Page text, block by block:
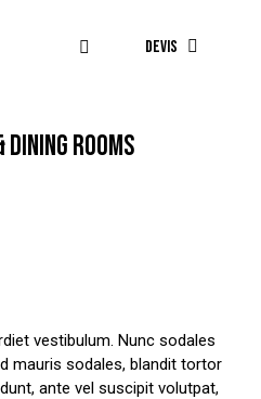
DEVIS
DINING ROOMS
vestibulum. Nunc sodales
mauris sodales, blandit tortor
ante vel suscipit volutpat,